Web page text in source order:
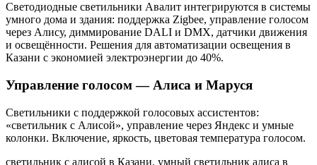
Светодиодные светильники Авалит интегрируются в системы
умного дома и здания: поддержка Zigbee, управление голосом
через Алису, диммирование DALI и DMX, датчики движения
и освещённости. Решения для автоматизации освещения в
Казани с экономией электроэнергии до 40%.
Управление голосом — Алиса и Маруся
Светильники с поддержкой голосовых ассистентов:
«светильник с Алисой», управление через Яндекс и умные
колонки. Включение, яркость, цветовая температура голосом.
светильник с алисой в Казани. умный светильник алиса в